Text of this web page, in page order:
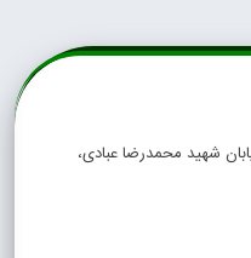
شهید محمدرضا عبادی،